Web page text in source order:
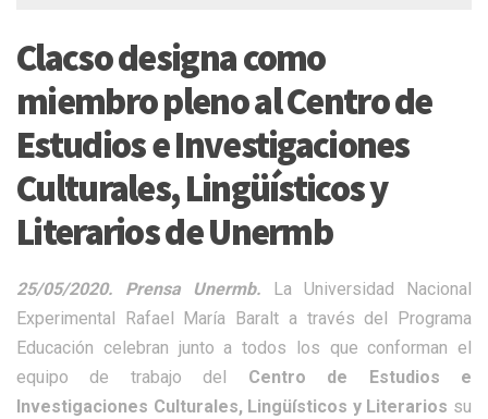
Clacso designa como
miembro pleno al Centro de
Estudios e Investigaciones
Culturales, Lingüísticos y
Literarios de Unermb
25/05/2020. Prensa Unermb. La Universidad Nacional
Experimental Rafael María Baralt a través del Programa
Educación celebran junto a todos los que conforman el
equipo de trabajo del Centro de Estudios e
Investigaciones Culturales, Lingüísticos y Literarios su